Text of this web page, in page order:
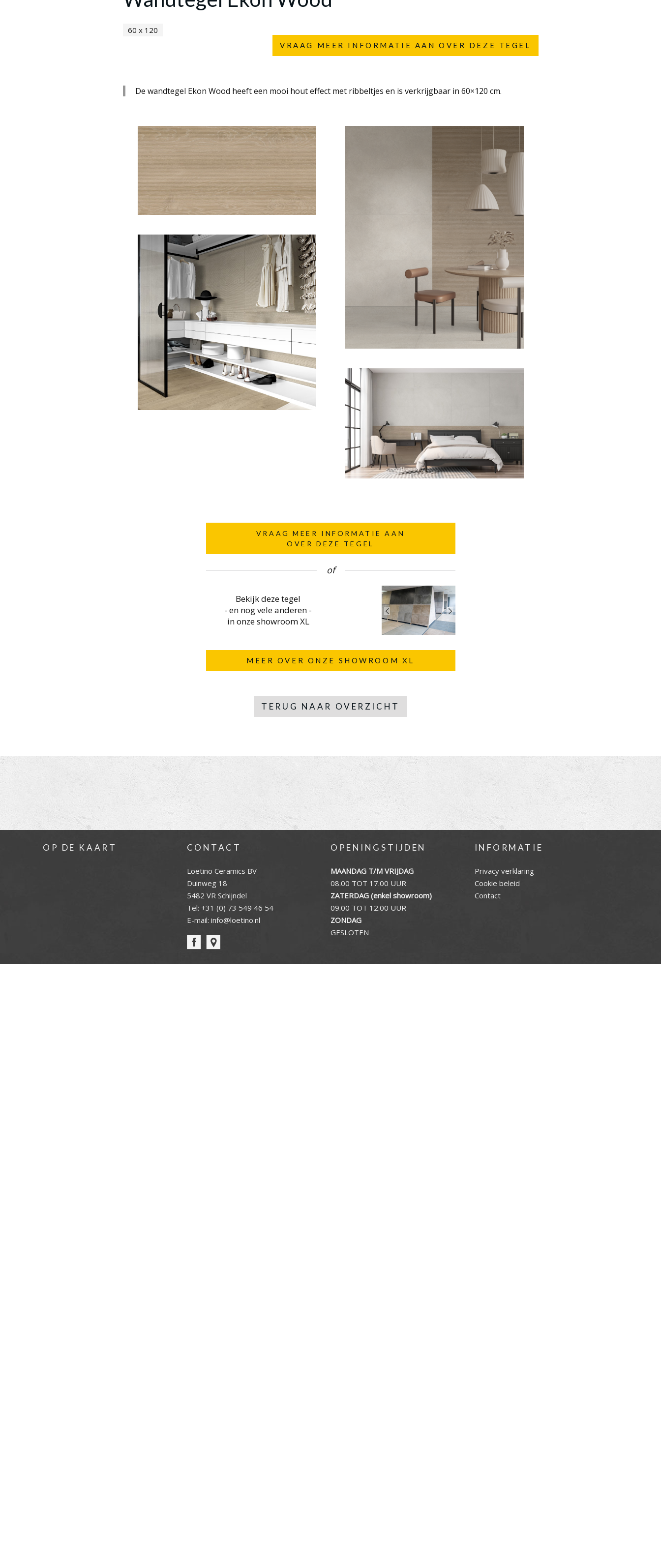
VRAAG MEER INFORMATIE AAN OVER DEZE TEGEL
60 x 120
De wandtegel Ekon Wood heeft een mooi hout effect met ribbeltjes en is verkrijgbaar in 60×120 cm.
VRAAG MEER INFORMATIE AAN
OVER DEZE TEGEL
of
Bekijk deze tegel
- en nog vele anderen -
in onze showroom XL
MEER OVER ONZE SHOWROOM XL
TERUG NAAR OVERZICHT
OP DE KAART CONTACT
Loetino Ceramics BV
Duinweg 18
5482 VR Schijndel
Tel: +31 (0) 73 549 46 54
E-mail: info@loetino.nl
OPENINGSTIJDEN
MAANDAG T/M VRIJDAG
08.00 TOT 17.00 UUR
ZATERDAG (enkel showroom)
09.00 TOT 12.00 UUR
ZONDAG
GESLOTEN
INFORMATIE
Privacy verklaring
Cookie beleid
Contact